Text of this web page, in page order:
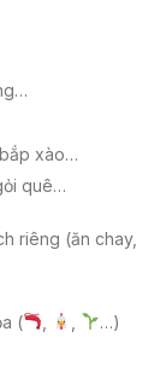
xào…
quê…
riêng (ăn chay,
(
…)